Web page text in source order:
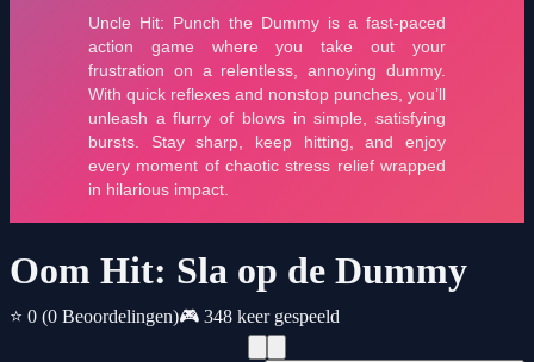
Oom Hit: Sla op de Dummy
⭐ 0 (0 Beoordelingen)🎮 348 keer gespeeld